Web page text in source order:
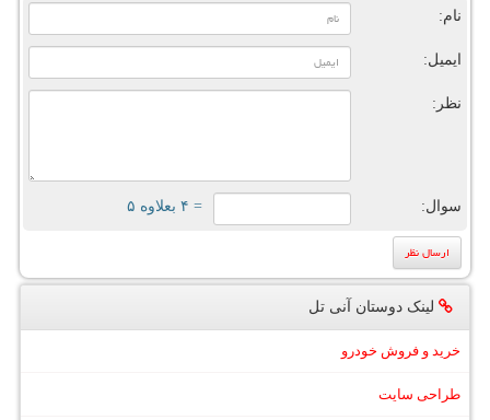
نام:
ایمیل:
نظر:
سوال: = ۴ بعلاوه ۵
لینک دوستان آنی تل
خرید و فروش خودرو
طراحی سایت